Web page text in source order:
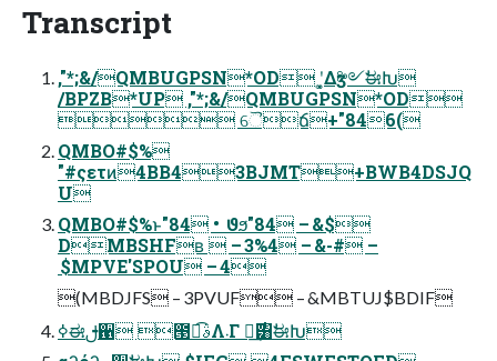
Transcript
,"*;&/QMBUGPSN*OD ʹ͓͚Δӡ༻ࣗಈԽ
/BPZB*UP ,"*;&/QMBUGPSN*OD
 ୈճ+"846(
QMBO#$%
"#ςετͷ4BB43BJMT+BWB4DSJQ
U
QMBO#$%ͱ"84 • ϑϧ"84 – &$
DMBSHFʙ  – 3%4 – &-# –
$MPVE'SPOU – 4
(MBDJFS – 3PVUF – &MBTUJ$BDIF
ߦಈࢦ਑ ౓ಉ͡ࣄΛ܁Γ ฦ࣌͢͸ࣗಈԽ